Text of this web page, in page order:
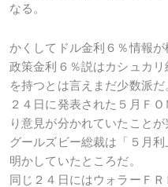
なる。
かくしてドル金利６％情報が
政策金利６％説はカシュカ
を持つとは言えまだ少数派だ
２４日に発表された５月Ｆ
り意見が分かれていたこと
グールズビー総裁は「５月
明かしていたところだ。
同じ２４日にはウォラーＦ